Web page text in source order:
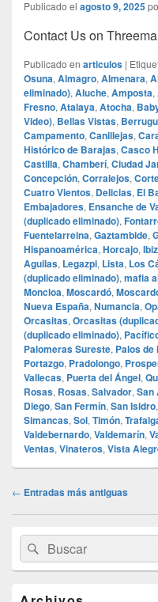
Publicado el agosto 9, 2025
Contact Us on Threema
Publicado en articulos |
Osuna, Almagro, Almenara,
eliminado), Aluche, Amposta,
Fresno, Atalaya, Atocha,
Video), Bellas Vistas,
Campamento, Canillejas,
Histórico de Barajas, Casco
Castilla, Chamberí, Ciudad
Concepción, Corralejos,
Cuatro Vientos, Delicias, El
Embajadores, Ensanche de
(duplicado eliminado),
Fuentelarreina, Gaztambide,
Hispanoamérica, Horcajo,
Aguilas, Legazpi, Lista, Los
(duplicado eliminado), mafia
Moncloa, Moscardó,
Nueva España, Numancia,
Orcasitas, Orcasitas
(duplicado eliminado),
Palomeras Sureste, Palos de
Portazgo, Pradolongo,
Vallecas, Puerta del Ángel,
Rosas, Rosas, Salvador, San
Diego, San Fermín, San Isidro,
Simancas, Sol, Timón,
Valdebernardo, Valdemarín,
Ventas, Vinateros, Vista
Navegación
← Entradas más antiguas
área
de
widget
Buscar
por:
Buscar